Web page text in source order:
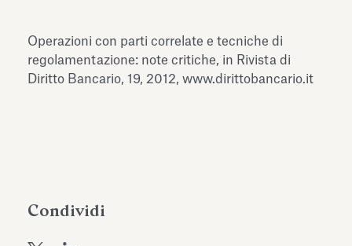
dell’Antiquarium di Villa Albani
Torlonia
Leggi tutto
Operazioni con parti correlate e tecniche di
regolamentazione: note critiche, in Rivista di
Diritto Bancario, 19, 2012, www.dirittobancario.it
Condividi